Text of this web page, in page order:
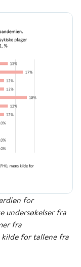
for
undersøkelser fra
fra
kilde for tallene fra